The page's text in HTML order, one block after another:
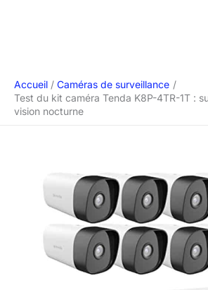
Accueil
Caméras de surveillance
Test du kit caméra Tenda K8P-4TR-1T :
vision nocturne